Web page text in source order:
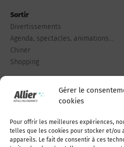
Gérer le
cookies
Pour offrir les meilleures expériences,
telles que les cookies pour stocker et/ou
appareils. Le fait de consentir à ces
Sortir
Divertissements
Agenda, spectacles, animations...
Chiner
Shopping
Qui sommes-nous